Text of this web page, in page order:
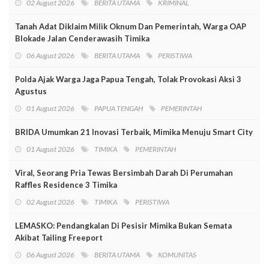
02 August 2026 BERITA UTAMA KRIMINAL
Tanah Adat Diklaim Milik Oknum Dan Pemerintah, Warga OAP
Blokade Jalan Cenderawasih Timika
06 August 2026 BERITA UTAMA PERISTIWA
Polda Ajak Warga Jaga Papua Tengah, Tolak Provokasi Aksi 3
Agustus
01 August 2026 PAPUA TENGAH PEMERINTAH
BRIDA Umumkan 21 Inovasi Terbaik, Mimika Menuju Smart City
01 August 2026 TIMIKA PEMERINTAH
Viral, Seorang Pria Tewas Bersimbah Darah Di Perumahan
Raffles Residence 3 Timika
02 August 2026 TIMIKA PERISTIWA
LEMASKO: Pendangkalan Di Pesisir Mimika Bukan Semata
Akibat Tailing Freeport
06 August 2026 BERITA UTAMA KOMUNITAS